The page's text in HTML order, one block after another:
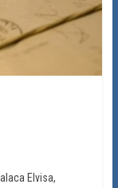
Elvisa,